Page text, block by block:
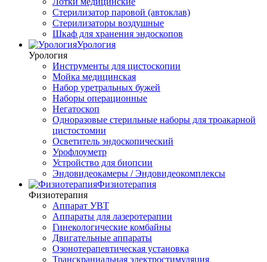
Стерилизатор паровой (автоклав)
Стерилизаторы воздушные
Шкаф для хранения эндоскопов
Урология
Урология
Инструменты для цистоскопии
Мойка медицинская
Набор уретральных бужей
Наборы операционные
Негатоскоп
Одноразовые стерильные наборы для троакарной
цистостомии
Осветитель эндоскопический
Урофлоуметр
Устройство для биопсии
Эндовидеокамеры / Эндовидеокомплексы
Физиотерапия
Физиотерапия
Аппарат УВТ
Аппараты для лазеротерапии
Гинекологические комбайны
Двигательные аппараты
Озонотерапевтическая установка
Транскраниальная электростимуляция